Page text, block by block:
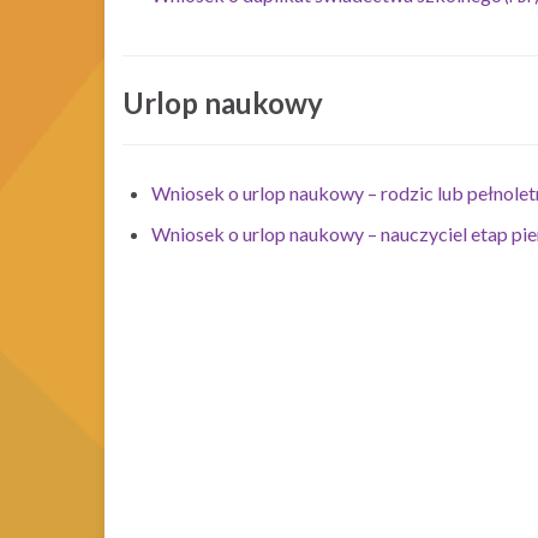
Urlop naukowy
Wniosek o urlop naukowy – rodzic lub
Wniosek o urlop naukowy – nauczyciel etap